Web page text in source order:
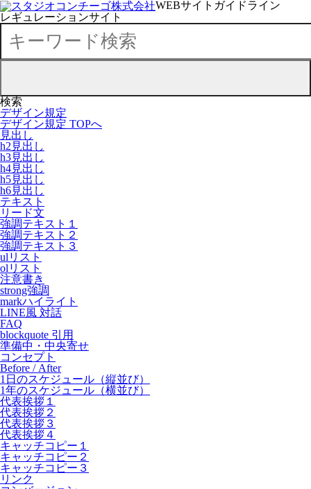
WEBサイトガイドライン
レギュレーションサイト
検索
デザイン規定
デザイン規定 TOPへ
見出し
h2見出し
h3見出し
h4見出し
h5見出し
h6見出し
テキスト
リード文
強調テキスト１
強調テキスト２
強調テキスト３
ulリスト
olリスト
注意書き
strong強調
markハイライト
LINE風 対話
FAQ
blockquote 引用
準備中・中央寄せ
コンセプト
Before / After
1日のスケジュール（縦並び）
1年のスケジュール（横並び）
代表挨拶１
代表挨拶２
代表挨拶３
代表挨拶４
キャッチコピー１
キャッチコピー２
キャッチコピー３
リンク